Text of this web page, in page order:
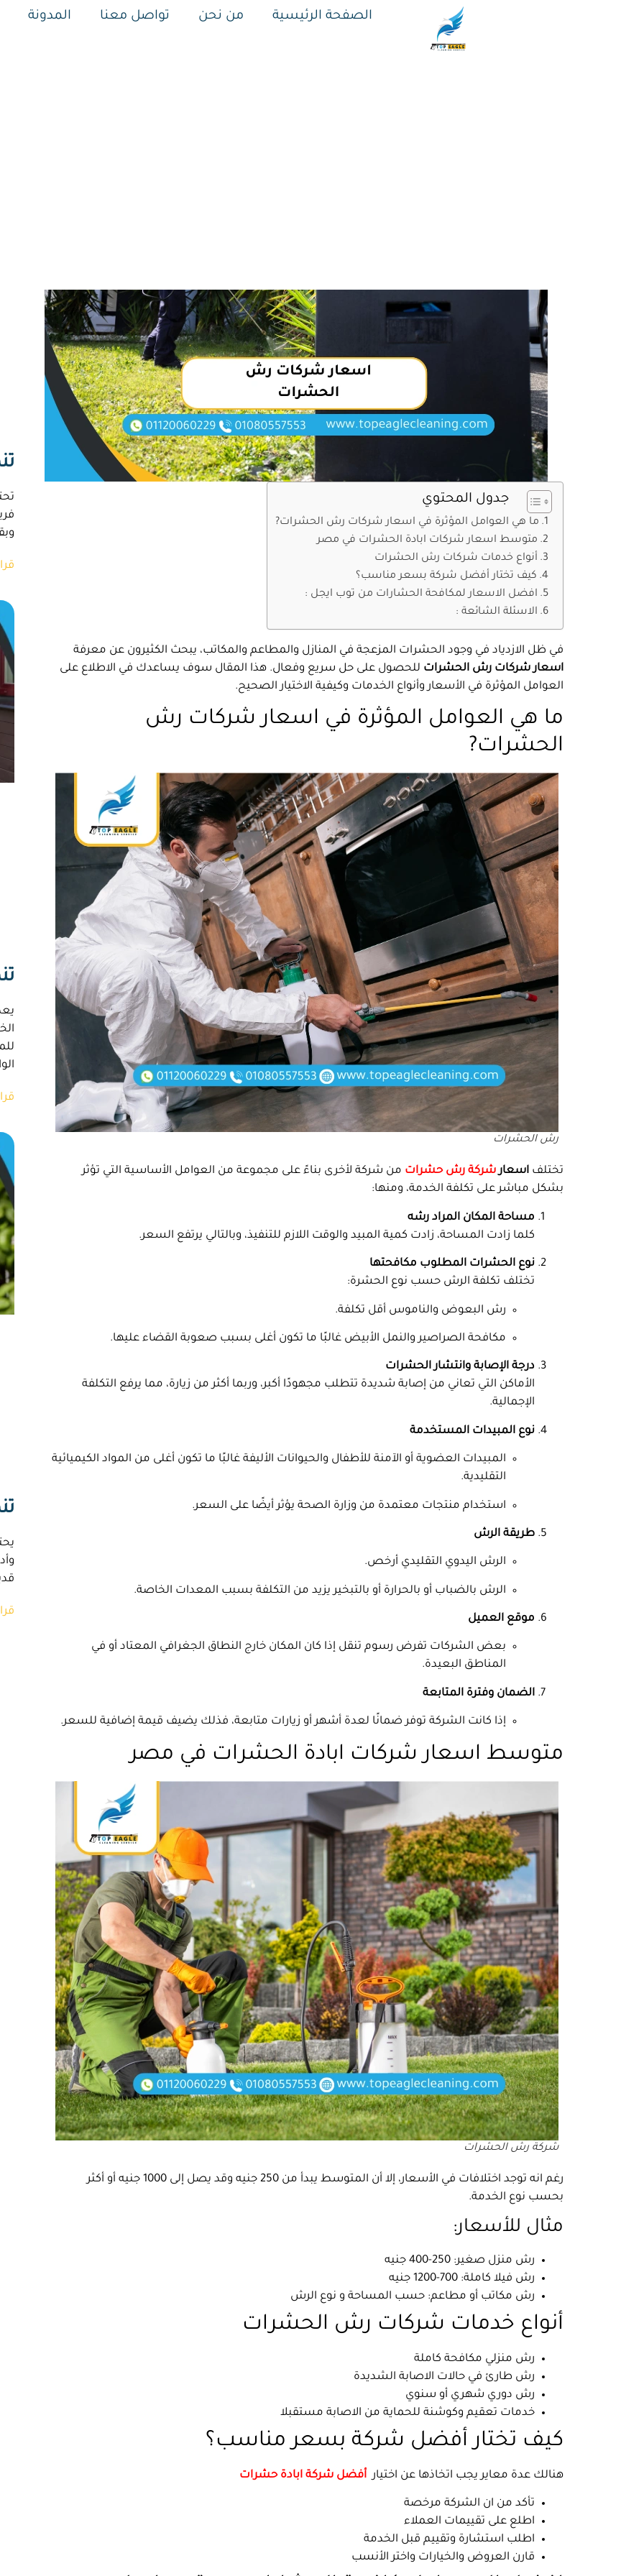
الصفحة الرئيسية من نحن تواصل معنا المدونة
جدول المحتوي
ما هي العوامل المؤثرة في اسعار شركات رش الحشرات?
متوسط اسعار شركات ابادة الحشرات في مصر
أنواع خدمات شركات رش الحشرات
كيف تختار أفضل شركة بسعر مناسب؟
افضل الاسعار لمكافحة الحشارات من توب ايجل :
الاسئلة الشائعة :
في ظل الازدياد في وجود الحشرات المزعجة في المنازل والمطاعم والمكاتب، يبحث الكثيرون عن معرفة
اسعار شركات رش الحشرات للحصول على حل سريع وفعال. هذا المقال سوف يساعدك في الاطلاع على
العوامل المؤثرة في الأسعار وأنواع الخدمات وكيفية الاختيار الصحيح.
ما هي العوامل المؤثرة في اسعار شركات رش
الحشرات?
رش الحشرات
تختلف اسعارشركة رش حشرات من شركة لأخرى بناءً على مجموعة من العوامل الأساسية التي تؤثر
بشكل مباشر على تكلفة الخدمة، ومنها:
مساحة المكان المراد رشه
كلما زادت المساحة، زادت كمية المبيد والوقت اللازم للتنفيذ، وبالتالي يرتفع السعر.
نوع الحشرات المطلوب مكافحتها
تختلف تكلفة الرش حسب نوع الحشرة:
رش البعوض والناموس أقل تكلفة.
مكافحة الصراصير والنمل الأبيض غالبًا ما تكون أغلى بسبب صعوبة القضاء عليها.
درجة الإصابة وانتشار الحشرات
الأماكن التي تعاني من إصابة شديدة تتطلب مجهودًا أكبر، وربما أكثر من زيارة، مما يرفع التكلفة
الإجمالية.
نوع المبيدات المستخدمة
المبيدات العضوية أو الآمنة للأطفال والحيوانات الأليفة غالبًا ما تكون أغلى من المواد الكيميائية
التقليدية.
استخدام منتجات معتمدة من وزارة الصحة يؤثر أيضًا على السعر.
طريقة الرش
الرش اليدوي التقليدي أرخص.
الرش بالضباب أو بالحرارة أو بالتبخير يزيد من التكلفة بسبب المعدات الخاصة.
موقع العميل
بعض الشركات تفرض رسوم تنقل إذا كان المكان خارج النطاق الجغرافي المعتاد أو في
المناطق البعيدة.
الضمان وفترة المتابعة
إذا كانت الشركة توفر ضمانًا لعدة أشهر أو زيارات متابعة، فذلك يضيف قيمة إضافية للسعر.
متوسط اسعار شركات ابادة الحشرات في مصر
شركة رش الحشرات
رغم انه توجد اختلافات في الأسعار، إلا أن المتوسط يبدأ من 250 جنيه وقد يصل إلى 1000 جنيه أو أكثر
بحسب نوع الخدمة.
مثال للأسعار:
رش منزل صغير: 250-400 جنيه
رش فيلا كاملة: 700-1200 جنيه
رش مكاتب أو مطاعم: حسب المساحة و نوع الرش
أنواع خدمات شركات رش الحشرات
رش منزلي مكافحة كاملة
رش طارئ في حالات الاصابة الشديدة
رش دوري شهري أو سنوي
خدمات تعقيم وكوشنة للحماية من الاصابة مستقبلا
كيف تختار أفضل شركة بسعر مناسب؟
هنالك عدة معاير يجب اتخاذها عن اختيار أفضل شركة ابادة حشرات
تأكد من ان الشركة مرخصة
اطلع على تقييمات العملاء
اطلب استشارة وتقييم قبل الخدمة
قارن العروض والخيارات واختر الأنسب